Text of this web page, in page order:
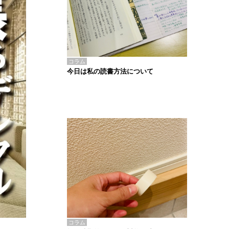
コラム
今日は私の読書方法について
コラム